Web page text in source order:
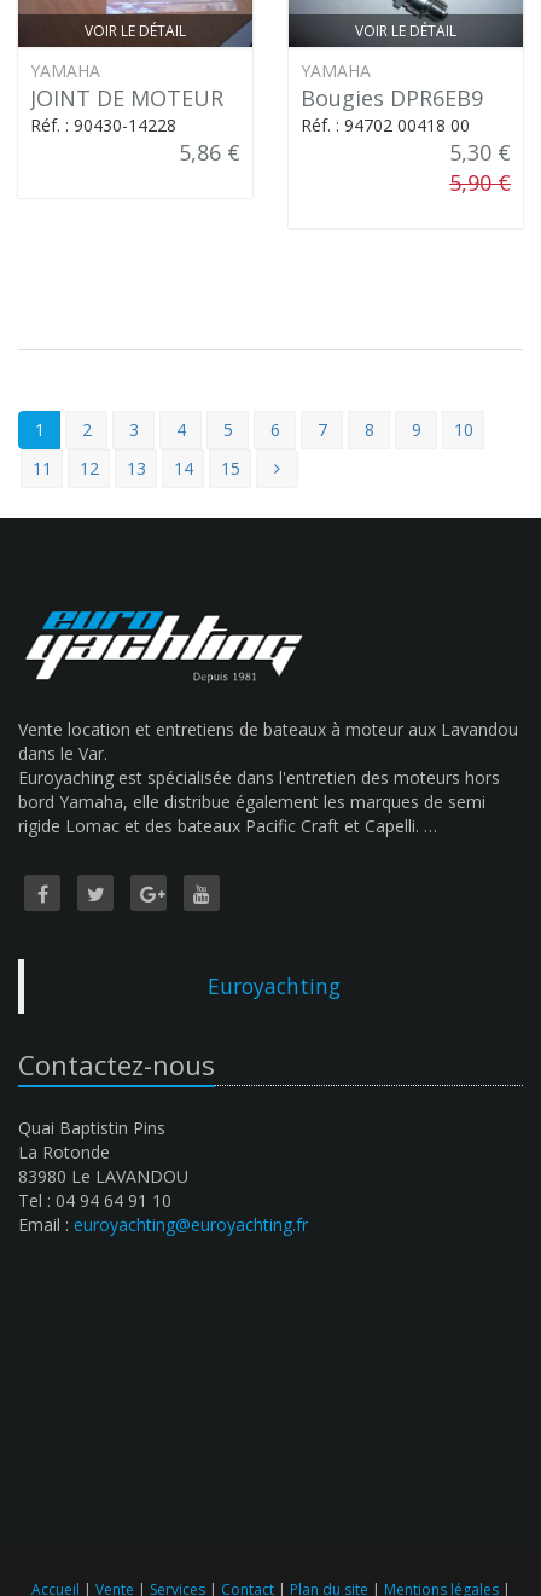
VOIR LE DÉTAIL
YAMAHA
JOINT DE MOTEUR
Réf. : 90430-14228
5,86 €
VOIR LE DÉTAIL
YAMAHA
Bougies DPR6EB9
Réf. : 94702 00418 00
5,30 €
5,90 €
1 2 3 4 5 6 7 8 9
10
11
12 13 14 15
Vente location et entretiens de bateaux à moteur aux Lavandou
dans le Var.
Euroyaching est spécialisée dans l'entretien des moteurs hors
bord Yamaha, elle distribue également les marques de semi
rigide Lomac et des bateaux Pacific Craft et Capelli. …
Euroyachting
Contactez-nous
Quai Baptistin Pins
La Rotonde
83980 Le LAVANDOU
Tel : 04 94 64 91 10
Email : euroyachting@euroyachting.fr
Accueil | Vente | Services | Contact | Plan du site | Mentions légales |